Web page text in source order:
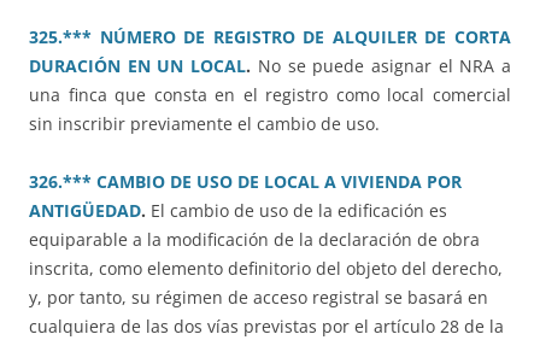
325.*** NÚMERO DE REGISTRO DE ALQUILER DE CORTA
DURACIÓN EN UN LOCAL. No se puede asignar el NRA a
una finca que consta en el registro como local comercial
sin inscribir previamente el cambio de uso.
326.*** CAMBIO DE USO DE LOCAL A VIVIENDA POR
ANTIGÜEDAD. El cambio de uso de la edificación es
equiparable a la modificación de la declaración de obra
inscrita, como elemento definitorio del objeto del derecho,
y, por tanto, su régimen de acceso registral se basará en
cualquiera de las dos vías previstas por el artículo 28 de la